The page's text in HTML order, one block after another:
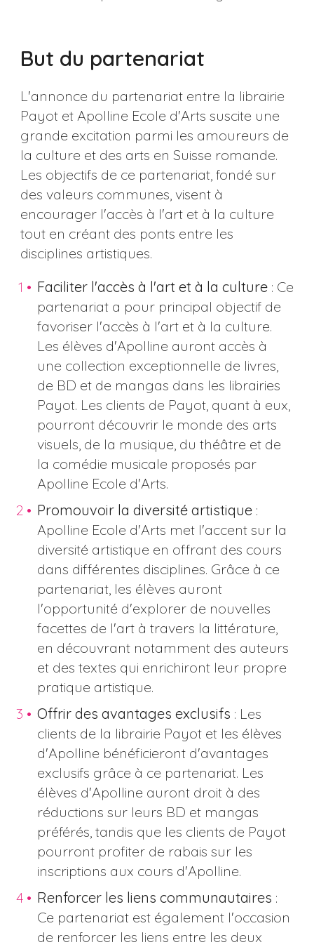
But du partenariat
L'annonce du partenariat entre la librairie
Payot et Apolline Ecole d'Arts suscite une
grande excitation parmi les amoureurs de
la culture et des arts en Suisse romande.
Les objectifs de ce partenariat, fondé sur
des valeurs communes, visent à
encourager l'accès à l'art et à la culture
tout en créant des ponts entre les
disciplines artistiques.
Faciliter l'accès à l'art et à la culture: Ce
partenariat a pour principal objectif de
favoriser l'accès à l'art et à la culture.
Les élèves d'Apolline auront accès à
une collection exceptionnelle de livres,
de BD et de mangas dans les librairies
Payot. Les clients de Payot, quant à eux,
pourront découvrir le monde des arts
visuels, de la musique, du théâtre et de
la comédie musicale proposés par
Apolline Ecole d'Arts.
Promouvoir la diversité artistique:
Apolline Ecole d'Arts met l'accent sur la
diversité artistique en offrant des cours
dans différentes disciplines. Grâce à ce
partenariat, les élèves auront
l'opportunité d'explorer de nouvelles
facettes de l'art à travers la littérature,
en découvrant notamment des auteurs
et des textes qui enrichiront leur propre
pratique artistique.
Offrir des avantages exclusifs : Les
clients de la librairie Payot et les élèves
d'Apolline bénéficieront d'avantages
exclusifs grâce à ce partenariat. Les
élèves d'Apolline auront droit à des
réductions sur leurs BD et mangas
préférés, tandis que les clients de Payot
pourront profiter de rabais sur les
inscriptions aux cours d'Apolline.
Renforcer les liens communautaires :
Ce partenariat est également l'occasion
de renforcer les liens entre les deux